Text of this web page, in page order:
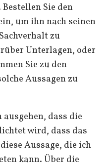
Sie den
um ihn nach seinen
zu
Unterlagen, oder
Sie zu den
Aussagen zu
ausgehen, dass die
wird, dass das
Aussage, die ich
kann. Über die